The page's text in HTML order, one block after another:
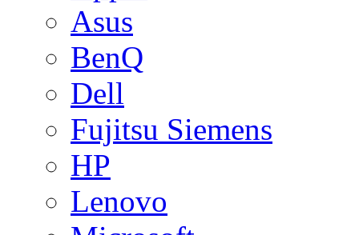
Asus
BenQ
Dell
Fujitsu Siemens
HP
Lenovo